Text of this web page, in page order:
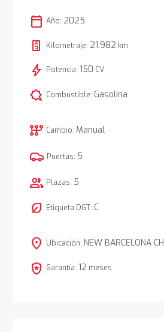
calendar_today Año: 2025
Kilometraje: 21.982 km
bolt Potencia: 150 CV
comic_bubble Combustible: Gasolina
auto_transmission Cambio: Manual
Puertas: 5
group Plazas: 5
nest_eco_leaf Etiqueta DGT: C
location_on Ubicación: NEW BARCELONA CH
local_police Garantía: 12 meses